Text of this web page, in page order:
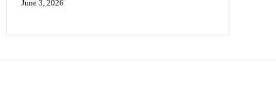
June 3, 2026